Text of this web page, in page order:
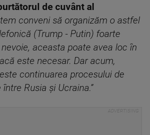
de cuvânt al
conveni să organizăm o astfel
(Trump - Putin) foarte
aceasta poate avea loc în
este necesar. Dar acum,
continuarea procesului de
Rusia și Ucraina.”